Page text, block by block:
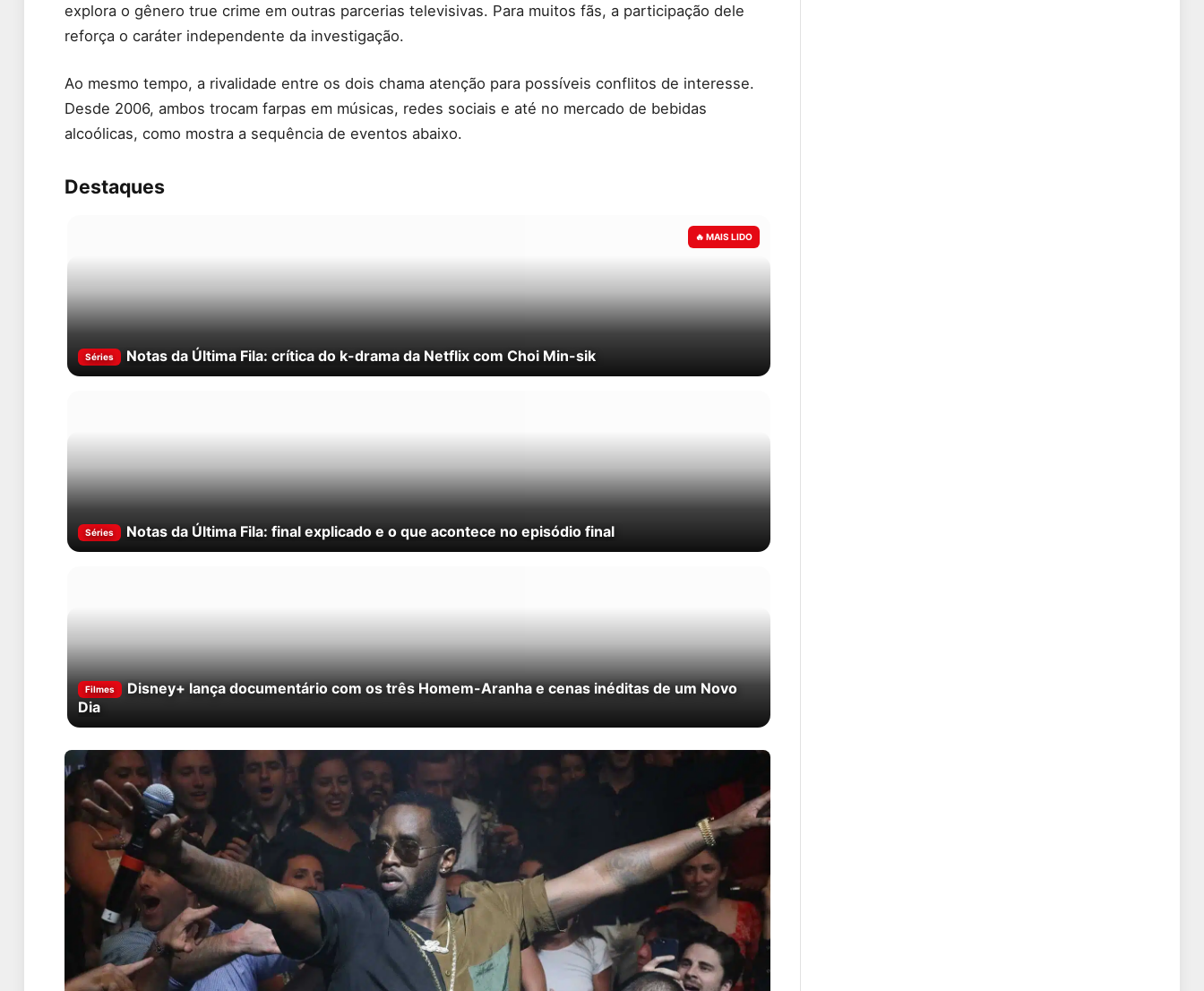
explora o gênero true crime em outras parcerias televisivas. Para muitos fãs, a participação dele
reforça o caráter independente da investigação.
Ao mesmo tempo, a rivalidade entre os dois chama atenção para possíveis conflitos de interesse.
Desde 2006, ambos trocam farpas em músicas, redes sociais e até no mercado de bebidas
alcoólicas, como mostra a sequência de eventos abaixo.
Destaques
Séries Notas da Última Fila: crítica do k-drama da Netflix com Choi Min-sik
Séries Notas da Última Fila: final explicado e o que acontece no episódio final
Filmes
Disney+ lança documentário com os três Homem-Aranha e cenas inéditas de um Novo
Dia